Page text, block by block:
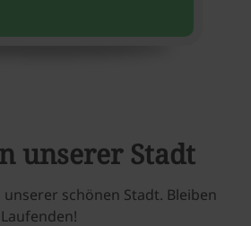
unserer Stadt
schönen Stadt. Bleiben